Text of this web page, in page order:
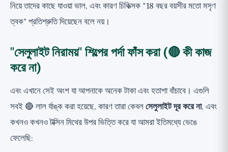
নিয়ে তাদের কাছে যাওয়া ভাল, এবং কারণ চিকিত্সক "18 বছর বয়সীর মতো মসৃণ
ত্বক" প্রতিশ্রুতি দিয়েছেন বলে নয়।
"সেলুলাইট নিরাময়" শিল্পের পর্দা ফাঁস করা (🔴 কী কাজ
করে না)
এবং এখানে সেই অংশ যা আপনাকে অনেক টাকা এবং হতাশা বাঁচাবে। এগুলি
সবই 🔴 লাল র্যাঙ্ক করা হয়েছে, কারণ তারা কেবলসেলুলাইট দূর করে না, এবং
কখনও কখনও টক্সিন মিথের উপর ভিত্তি করে যা আমরা ইতিমধ্যে ভেঙে
ফেলেছি: